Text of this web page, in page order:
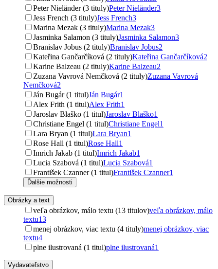
Peter Nieländer (3 tituly)Peter Nieländer3
Jess French (3 tituly)Jess French3
Marina Mezak (3 tituly)Marina Mezak3
Jasminka Salamon (3 tituly)Jasminka Salamon3
Branislav Jobus (2 tituly)Branislav Jobus2
Kateřina Gančarčíková (2 tituly)Kateřina Gančarčíková2
Karine Balzeau (2 tituly)Karine Balzeau2
Zuzana Vavrová Nemčková (2 tituly)Zuzana Vavrová
Nemčková2
Ján Bugár (1 titul)Ján Bugár1
Alex Frith (1 titul)Alex Frith1
Jaroslav Blaško (1 titul)Jaroslav Blaško1
Christiane Engel (1 titul)Christiane Engel1
Lara Bryan (1 titul)Lara Bryan1
Rose Hall (1 titul)Rose Hall1
Imrich Jakab (1 titul)Imrich Jakab1
Lucia Szabová (1 titul)Lucia Szabová1
František Czanner (1 titul)František Czanner1
Ďalšie možnosti
Obrázky a text
veľa obrázkov, málo textu (13 titulov)veľa obrázkov, málo
textu13
menej obrázkov, viac textu (4 tituly)menej obrázkov, viac
textu4
plne ilustrovaná (1 titul)plne ilustrovaná1
Vydavateľstvo